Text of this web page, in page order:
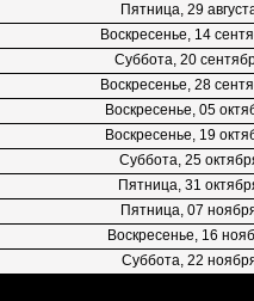
Пятница, 29
Воскресенье, 14
Суббота, 20
Воскресенье, 28
Воскресенье, 05
Воскресенье, 19
Суббота, 25
Пятница, 31
Пятница, 07
Воскресенье, 16
Суббота, 22